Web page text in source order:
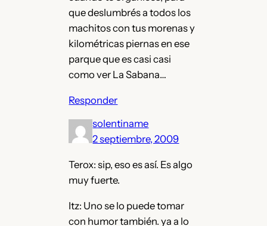
que deslumbrés a todos los
machitos con tus morenas y
kilométricas piernas en ese
parque que es casi casi
como ver La Sabana…
Responder
solentiname
2 septiembre, 2009
Terox: sip, eso es así. Es algo
muy fuerte.
Itz: Uno se lo puede tomar
con humor también. ya a lo